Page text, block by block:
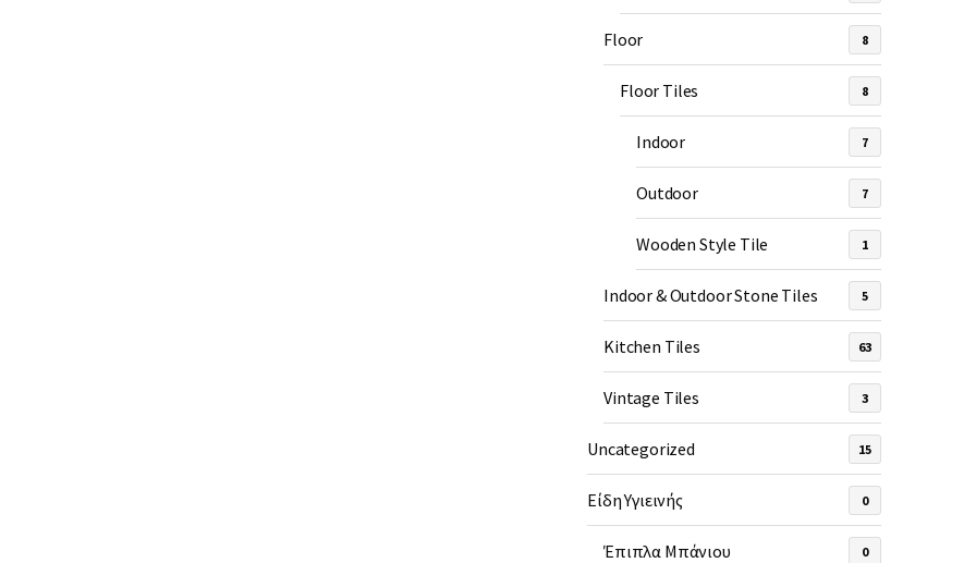
Floor 8
Floor Tiles 8
Indoor 7
Outdoor 7
Wooden Style Tile 1
Indoor & Outdoor Stone Tiles 5
Kitchen Tiles 63
Vintage Tiles 3
Uncategorized 15
Είδη Υγιεινής 0
Έπιπλα Μπάνιου 0